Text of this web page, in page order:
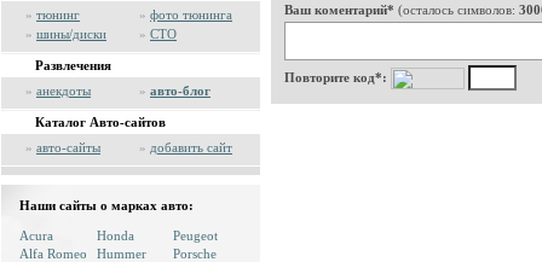
» тюнинг » фото тюнинга
» шины/диски » СТО
Развлечения
» анекдоты » авто-блог
Каталог Авто-сайтов
» авто-сайты » добавить сайт
Наши сайты о марках авто:
Acura
Alfa Romeo
Honda
Hummer
Peugeot
Porsche
Ваш коментарий* (осталось символов:
Повторите код*: